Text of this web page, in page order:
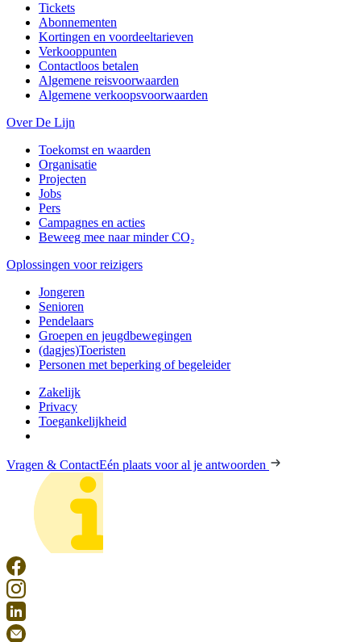
Tickets
Abonnementen
Kortingen en voordeeltarieven
Verkooppunten
Contactloos betalen
Algemene reisvoorwaarden
Algemene verkoopsvoorwaarden
Over De Lijn
Toekomst en waarden
Organisatie
Projecten
Jobs
Pers
Campagnes en acties
Beweeg mee naar minder CO₂
Oplossingen voor reizigers
Jongeren
Senioren
Pendelaars
Groepen en jeugdbewegingen
(dagjes)Toeristen
Personen met beperking of begeleider
Zakelijk
Privacy
Toegankelijkheid
Vragen & ContactEén plaats voor al je antwoorden